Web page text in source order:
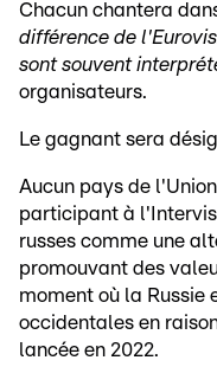
Chacun chantera
différence de
sont souvent
organisateurs.
Le gagnant sera
Aucun pays de
participant à
russes comme une
promouvant des
moment où la Russie
occidentales en
lancée en 2022.